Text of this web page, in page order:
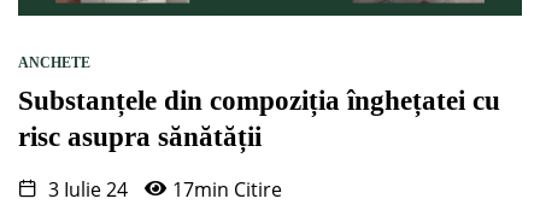
ANCHETE
Substanțele din compoziția înghețatei cu
risc asupra sănătății
3 Iulie 24
17min Citire